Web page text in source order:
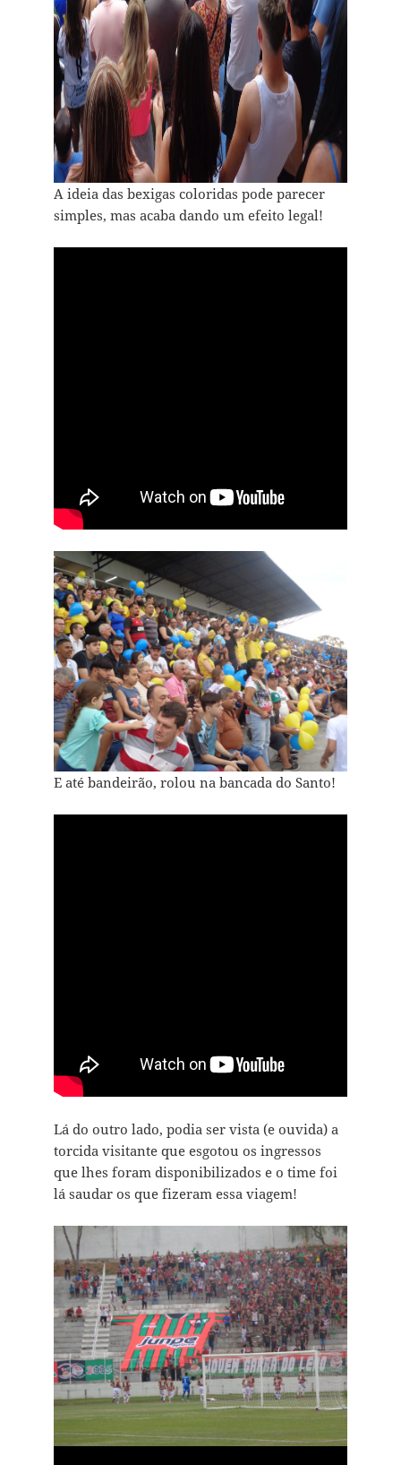
A ideia das bexigas coloridas pode parecer
simples, mas acaba dando um efeito legal!
E até bandeirão, rolou na bancada do Santo!
Lá do outro lado, podia ser vista (e ouvida) a
torcida visitante que esgotou os ingressos
que lhes foram disponibilizados e o time foi
lá saudar os que fizeram essa viagem!